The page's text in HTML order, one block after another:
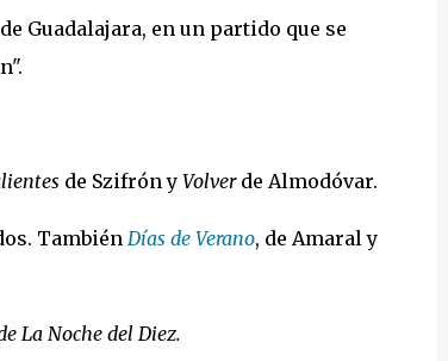
Guadalajara, en un partido que se
de Szifrón y Volver de Almodóvar.
También Días de Verano, de Amaral y
La Noche del Diez.